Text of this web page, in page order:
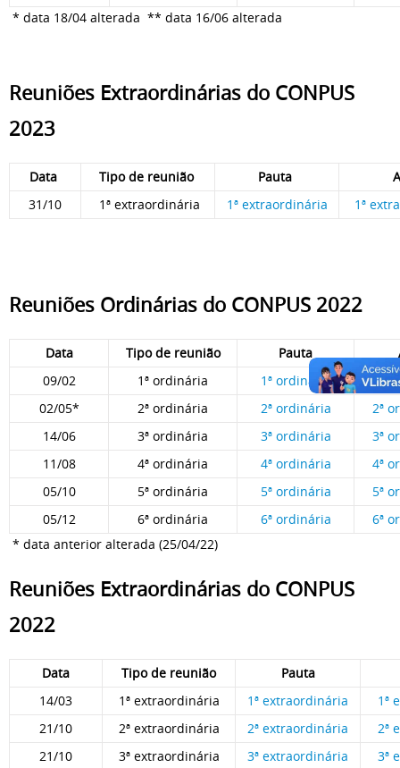
* data 18/04 alterada ** data 16/06 alterada
Reuniões Extraordinárias do CONPUS
2023
Data Tipo de reunião Pauta
31/10
1ª extraordinária 1ª extraordinária 1ª
Reuniões Ordinárias do CONPUS 2022
Data Tipo de reunião Pauta
09/02
1ª ordinária 1ª ordinária
1ª
02/05*
2ª ordinária 2ª ordinária
2ª
14/06
3ª ordinária 3ª ordinária
3ª
11/08
4ª ordinária 4ª ordinária
4ª
05/10
5ª ordinária 5ª ordinária
5ª
05/12
6ª ordinária 6ª ordinária
6ª
* data anterior alterada (25/04/22)
Reuniões Extraordinárias do CONPUS
2022
Data Tipo de reunião
Pauta
14/03
1ª extraordinária 1ª extraordinária
1ª
21/10
2ª extraordinária 2ª extraordinária
2ª
21/10
3ª extraordinária 3ª extraordinária
3ª